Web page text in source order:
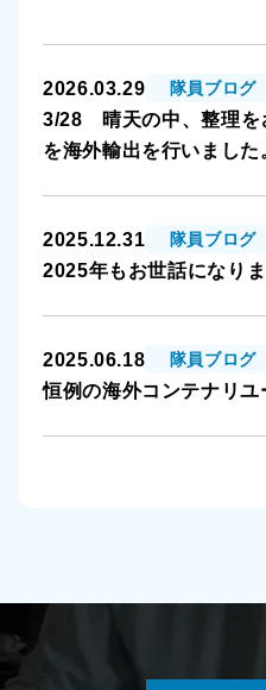
2026.03.29 隊員ブログ
3/28 晴天の中、整理を
を海外輸出を行いました
2025.12.31 隊員ブログ
2025年もお世話になりま
2025.06.18 隊員ブログ
恒例の海外コンテナリユ